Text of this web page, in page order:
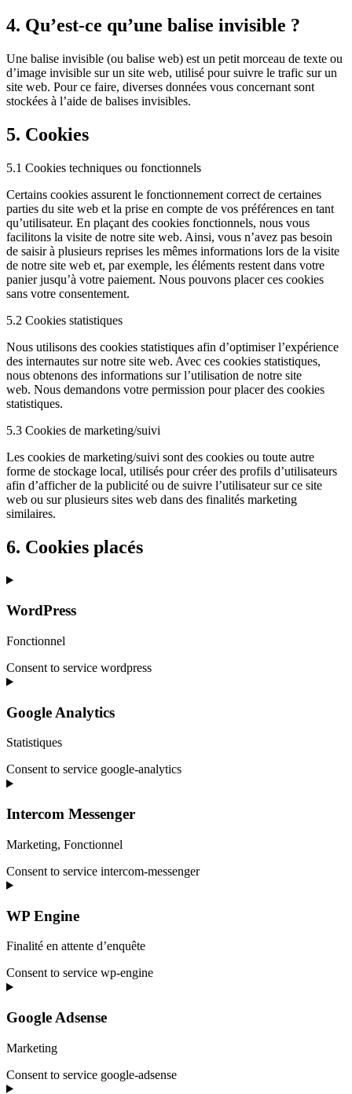
4. Qu’est-ce qu’une balise invisible ?
Une balise invisible (ou balise web) est un petit morceau de texte ou
d’image invisible sur un site web, utilisé pour suivre le trafic sur un
site web. Pour ce faire, diverses données vous concernant sont
stockées à l’aide de balises invisibles.
5. Cookies
5.1 Cookies techniques ou fonctionnels
Certains cookies assurent le fonctionnement correct de certaines
parties du site web et la prise en compte de vos préférences en tant
qu’utilisateur. En plaçant des cookies fonctionnels, nous vous
facilitons la visite de notre site web. Ainsi, vous n’avez pas besoin
de saisir à plusieurs reprises les mêmes informations lors de la visite
de notre site web et, par exemple, les éléments restent dans votre
panier jusqu’à votre paiement. Nous pouvons placer ces cookies
sans votre consentement.
5.2 Cookies statistiques
Nous utilisons des cookies statistiques afin d’optimiser l’expérience
des internautes sur notre site web. Avec ces cookies statistiques,
nous obtenons des informations sur l’utilisation de notre site
web. Nous demandons votre permission pour placer des cookies
statistiques.
5.3 Cookies de marketing/suivi
Les cookies de marketing/suivi sont des cookies ou toute autre
forme de stockage local, utilisés pour créer des profils d’utilisateurs
afin d’afficher de la publicité ou de suivre l’utilisateur sur ce site
web ou sur plusieurs sites web dans des finalités marketing
similaires.
6. Cookies placés
WordPress
Fonctionnel
Consent to service wordpress
Google Analytics
Statistiques
Consent to service google-analytics
Intercom Messenger
Marketing, Fonctionnel
Consent to service intercom-messenger
WP Engine
Finalité en attente d’enquête
Consent to service wp-engine
Google Adsense
Marketing
Consent to service google-adsense